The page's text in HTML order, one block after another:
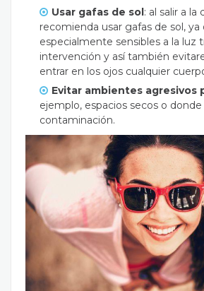
Usar gafas de sol: al salir a la
recomienda usar gafas de sol, ya
especialmente sensibles a la luz
intervención y así también
entrar en los ojos cualquier
Evitar ambientes agresivos
ejemplo, espacios secos o
contaminación.